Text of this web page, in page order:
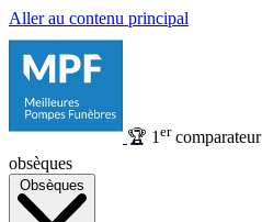
Aller au contenu principal
🏆 1 ercomparateur
obsèques
Obsèques